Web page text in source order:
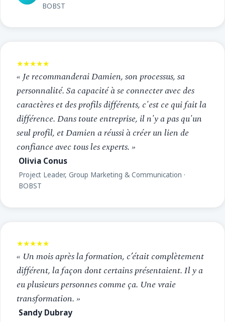
BOBST
★★★★★
« Je recommanderai Damien, son processus, sa
personnalité. Sa capacité à se connecter avec des
caractères et des profils différents, c'est ce qui fait la
différence. Dans toute entreprise, il n'y a pas qu'un
seul profil, et Damien a réussi à créer un lien de
confiance avec tous les experts. »
Olivia Conus
Project Leader, Group Marketing & Communication ·
BOBST
★★★★★
« Un mois après la formation, c’était complètement
différent, la façon dont certains présentaient. Il y a
eu plusieurs personnes comme ça. Une vraie
transformation. »
Sandy Dubray